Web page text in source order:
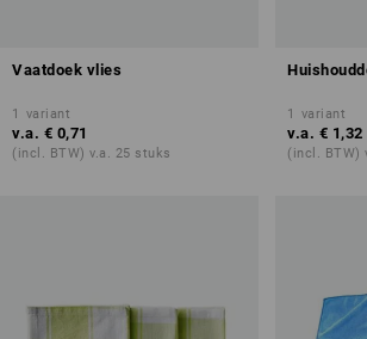
Vaatdoek vlies
1 variant
v.a. € 0,71
(incl. BTW) v.a. 25 stuks
1 variant
v.a. € 1,32
(incl. BTW)